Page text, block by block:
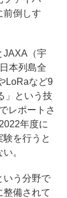
前倒しす
JAXA（宇
本列島全
LoRaなど9
」という技
レポートさ
年度に
を行うと
。
う分野で
整備されて